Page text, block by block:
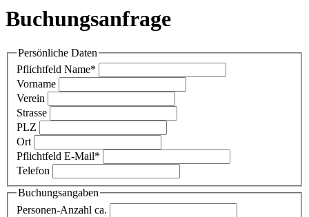
Buchungsanfrage
Persönliche Daten
Pflichtfeld Name*
Vorname
Verein
Strasse
PLZ
Ort
Pflichtfeld E-Mail*
Telefon
Buchungsangaben
Personen-Anzahl ca.